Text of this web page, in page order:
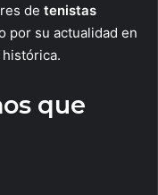
de tenistas
por su actualidad en
que